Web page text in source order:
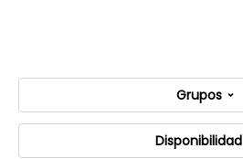
Grupos
Disponibilidad